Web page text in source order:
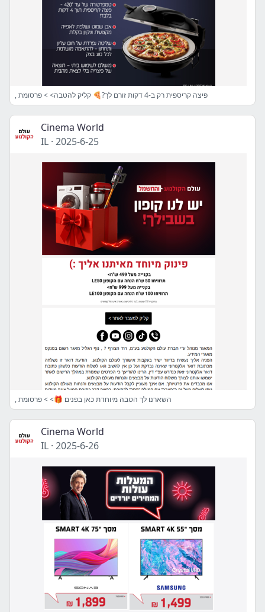
, פיצה קריספית רק ב-4 דקות זורם לך?🍕 קליק להטבה> > פרסומת
Cinema World
IL · 2025-6-25
, השארנו לך הטבה מיוחדת כאן בפנים 🎁> > פרסומת
Cinema World
IL · 2025-6-26